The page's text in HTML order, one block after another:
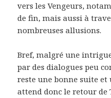
vers les Vengeurs,
de fin, mais aussi à
nombreuses allusions.
Bref, malgré une
par des dialogues peu
reste une bonne suite et
attend donc le retour de